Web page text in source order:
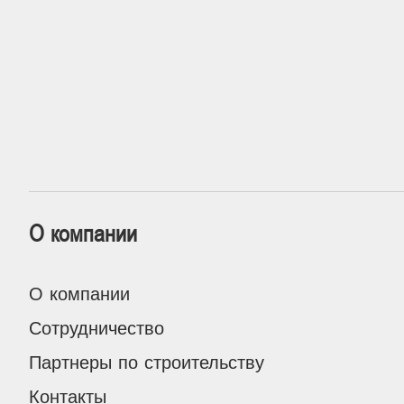
О компании
О компании
Сотрудничество
Партнеры по строительству
Контакты